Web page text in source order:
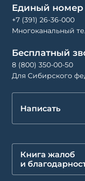
Единый номер
+7 (391) 26-36-000
Многоканальный
Бесплатный
8 (800) 350-00-50
Для Сибирского
Написать
Книга жалоб
и